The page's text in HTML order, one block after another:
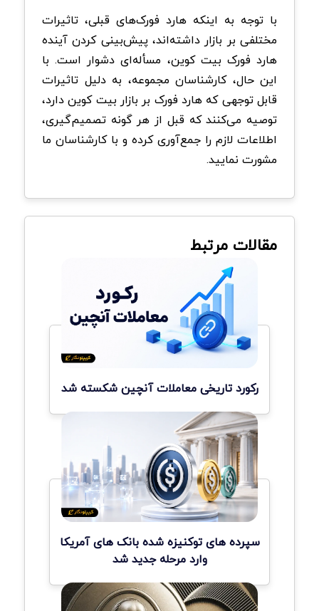
با توجه به اینکه هارد فورک‌های قبلی، تاثیرات
مختلفی بر بازار داشته‌اند، پیش‌بینی کردن آینده
هارد فورک بیت کوین، مسأله‌ای دشوار است. با
این حال، کارشناسان مجموعه، به دلیل تاثیرات
قابل توجهی که هارد فورک بر بازار بیت کوین دارد،
توصیه می‌کنند که قبل از هر گونه تصمیم‌گیری،
اطلاعات لازم را جمع‌آوری کرده و با کارشناسان ما
مشورت نمایید.
مقالات مرتبط
رکورد تاریخی معاملات آنچین شکسته شد
سپرده های توکنیزه شده بانک های آمریکا
وارد مرحله جدید شد